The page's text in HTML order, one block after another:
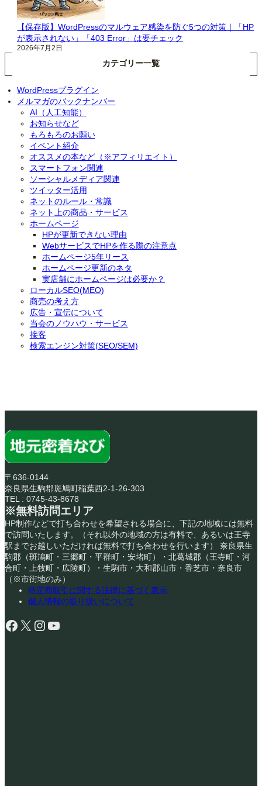
【保存版】WordPressのマルウェア感染を防ぐ5つの対策｜「HP
が表示されない」「403 Error」は要チェック
2026年7月2日
カテゴリー一覧
WordPressプラグイン
メルマガのバックナンバー
AI（人工知能）
お知らせなど
もろもろのお願い
イベント紹介
オススメの本など（※アフィリエイト）
スマートフォン関連
ソーシャルメディア関連
ツイッター活用
ネットのルール・常識
ネット上の商品・サービス
ホームページ
HPが更新できない理由
WebサービスでHPを作る際の注意点
ホームページ5年リース
ホームページ更新のネタ
実店舗にホームページは必要か？
ローカルSEO(MEO)
商売の考え方
広告・宣伝について
当会のノウハウ・サービス
接客
検索エンジン対策(SEO/SEM)
〒636-0144
奈良県生駒郡斑鳩町稲葉西2-1-26-303
TEL : 0745-43-8678
※無料訪問エリア
HP制作などで打ち合わせを希望される場合に、下記の地域には無料
で訪問いたします。（それ以外の地域の方は有料で、あるいは王寺
駅までお越しいただければ無料で打ち合わせを行います） 奈良県生
駒郡（斑鳩町・三郷町・平群町・安堵町）・北葛城郡（王寺町・河
合町・上牧町・広陵町）・生駒市・大和郡山市・香芝市・奈良市
（※市街地のみ）
特定商取引に関する法律に基づく表示
個人情報の取り扱いについて
Facebook X Instagram YouTube